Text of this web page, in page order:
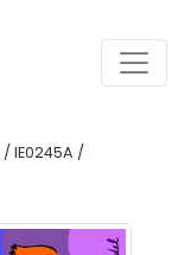
/ IE0245A /